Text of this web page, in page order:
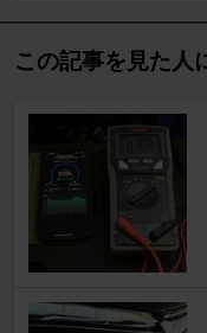
この記事を見た人